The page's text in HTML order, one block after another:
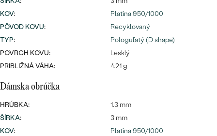
KOV:
Platina 950/1000
PÔVOD KOVU:
Recyklovaný
TYP:
Pologuľatý (D shape)
POVRCH KOVU:
Lesklý
PRIBLIŽNÁ VÁHA:
4.21 g
Dámska obrúčka
HRÚBKA:
1.3 mm
ŠÍRKA:
3 mm
KOV:
Platina 950/1000